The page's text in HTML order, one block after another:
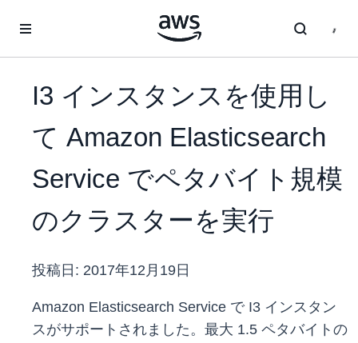
I3 インスタンスを使用し
て Amazon Elasticsearch
Service でペタバイト規模
のクラスターを実行
投稿日: 2017年12月19日
Amazon Elasticsearch Service で I3 インスタン
スがサポートされました。最大 1.5 ペタバイトの